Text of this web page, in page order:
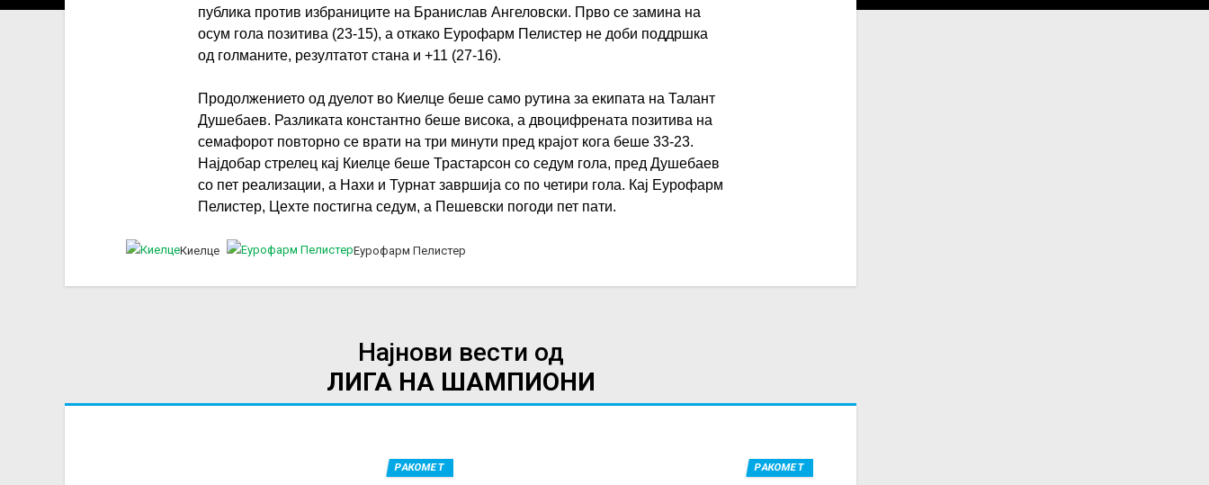
публика против избраниците на Бранислав Ангеловски. Прво се замина на
осум гола позитива (23-15), а откако Еурофарм Пелистер не доби поддршка
од голманите, резултатот стана и +11 (27-16).
Продолжението од дуелот во Киелце беше само рутина за екипата на Талант
Душебаев. Разликата константно беше висока, а двоцифрената позитива на
семафорот повторно се врати на три минути пред крајот кога беше 33-23.
Најдобар стрелец кај Киелце беше Трастарсон со седум гола, пред Душебаев
со пет реализации, а Нахи и Турнат завршија со по четири гола. Кај Еурофарм
Пелистер, Цехте постигна седум, а Пешевски погоди пет пати.
Киелце Еурофарм Пелистер
Најнови вести од
ЛИГА НА ШАМПИОНИ
РАКОМЕТ РАКОМЕТ